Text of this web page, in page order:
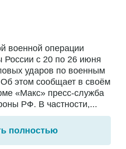
военной операции
с 20 по 26 июня
ударов по военным
этом сообщает в своём
«Макс» пресс-служба
РФ. В частности,...
полностью